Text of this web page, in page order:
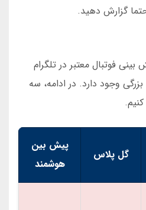
گزارش دهید.
فوتبال معتبر در تلگرام
وجود دارد. در ادامه، سه
گل پلاس
پیش بین
هوشمند